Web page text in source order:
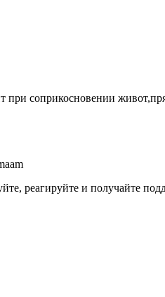
соприкосновении
реагируйте и получайте